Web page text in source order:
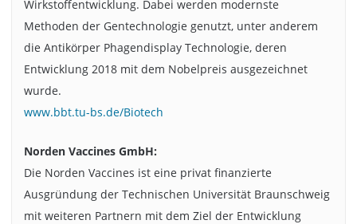
Wirkstoffentwicklung. Dabei werden modernste
Methoden der Gentechnologie genutzt, unter anderem
die Antikörper Phagendisplay Technologie, deren
Entwicklung 2018 mit dem Nobelpreis ausgezeichnet
wurde.
www.bbt.tu-bs.de/Biotech
Norden Vaccines GmbH:
Die Norden Vaccines ist eine privat finanzierte
Ausgründung der Technischen Universität Braunschweig
mit weiteren Partnern mit dem Ziel der Entwicklung